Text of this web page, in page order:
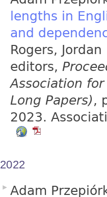
lengths in
and
Rogers,
editors,
Association
Long Papers),
2023.
2022
Adam